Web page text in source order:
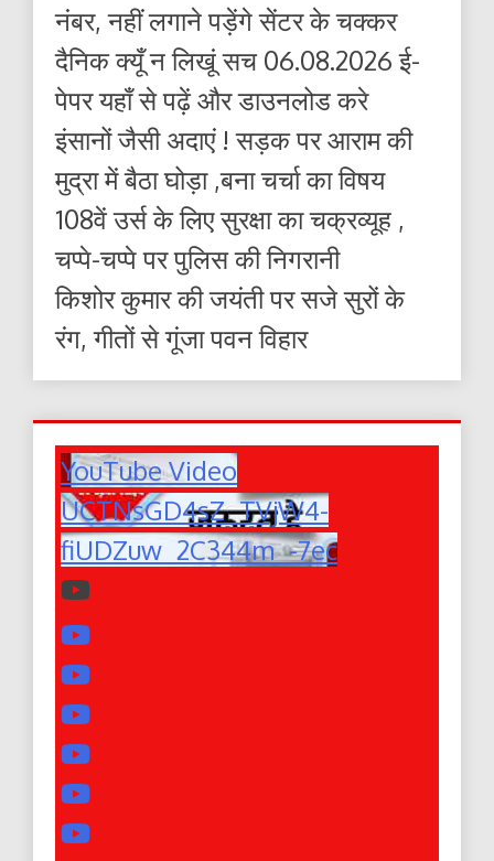
नंबर, नहीं लगाने पड़ेंगे सेंटर के चक्कर
दैनिक क्यूँ न लिखूं सच 06.08.2026 ई-
पेपर यहाँ से पढ़ें और डाउनलोड करे
इंसानों जैसी अदाएं ! सड़क पर आराम की
मुद्रा में बैठा घोड़ा ,बना चर्चा का विषय
108वें उर्स के लिए सुरक्षा का चक्रव्यूह ,
चप्पे-चप्पे पर पुलिस की निगरानी
किशोर कुमार की जयंती पर सजे सुरों के
रंग, गीतों से गूंजा पवन विहार
YouTube Video
UCTNsGD4sZ_TVjW4-
fiUDZuw_2C344m_-7ec